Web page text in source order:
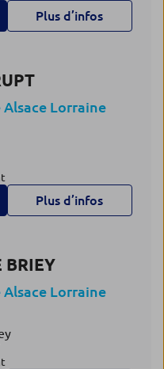
Plus d’infos
Lorraine
Plus d’infos
BRIEY
Lorraine